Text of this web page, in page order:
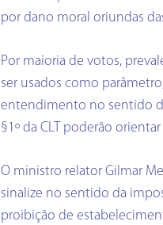
por dano moral oriundas
Por maioria de votos,
ser usados como
entendimento no sentido
§1º da CLT poderão
O ministro relator Gilmar
sinalize no sentido da
proibição de